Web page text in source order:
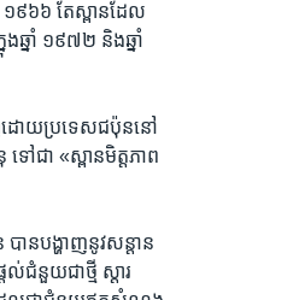
៦៦​ តែ​ស្ពាន​ដែល​
ង​ឆ្នាំ​ ១៩៧២ និង​ឆ្នាំ
ញ​ដោយ​ប្រទេស​ជប៉ុន​នៅ​
ៅ​ជា​ ​«ស្ពាន​មិត្តភាព​
ាន​បង្ហាញ​នូវ​សន្តាន​
ជំនួយ​ជាថ្មី​ ស្តារ​